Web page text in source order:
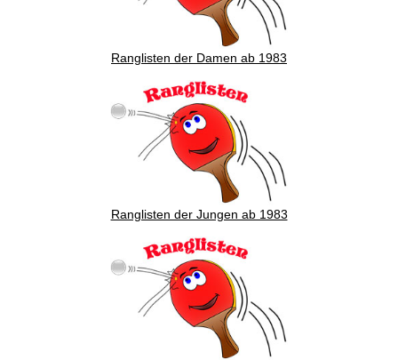
Ranglisten der Damen ab 1983
Ranglisten der Jungen ab 1983